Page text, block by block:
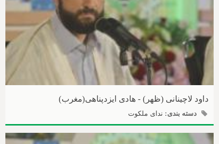
داود لاچینانی (ظهر) - هادی ایزدپناهی(مغرب)
دسته بندی: ندای ملکوت